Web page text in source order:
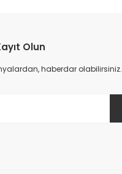
Olun
haberdar olabilirsiniz.